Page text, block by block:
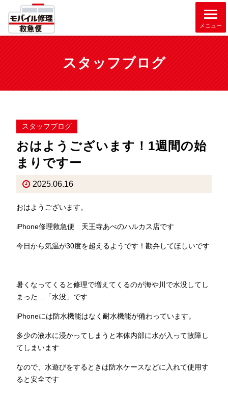
メニュー
スタッフブログ
スタッフブログ
おはようございます！1週間の始
まりですー
2025.06.16
おはようございます。
iPhone修理救急便 天王寺あべのハルカス店です
今日から気温が30度を超えるようです！勘弁してほしいです
暑くなってくると修理で増えてくるのが海や川で水没してし
まった…「水没」です
iPhoneには防水機能はなく耐水機能が備わっています。
多少の液水に浸かってしまうと本体内部に水が入って故障し
てしまいます
なので、水遊びをするときは防水ケースなどに入れて使用す
ると安全です